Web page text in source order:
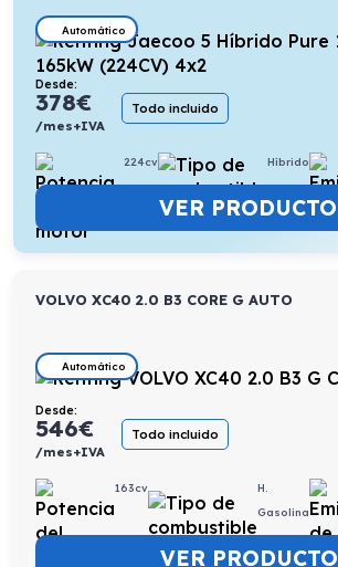
Automático
Desde:
378€
/mes+IVA
Todo incluido
224cv Híbrido
VER PRODUCTO
VOLVO XC40 2.0 B3 CORE G AUTO
Automático
Desde:
546€
/mes+IVA
Todo incluido
163cv
H.
Gasolina
VER PRODUCTO